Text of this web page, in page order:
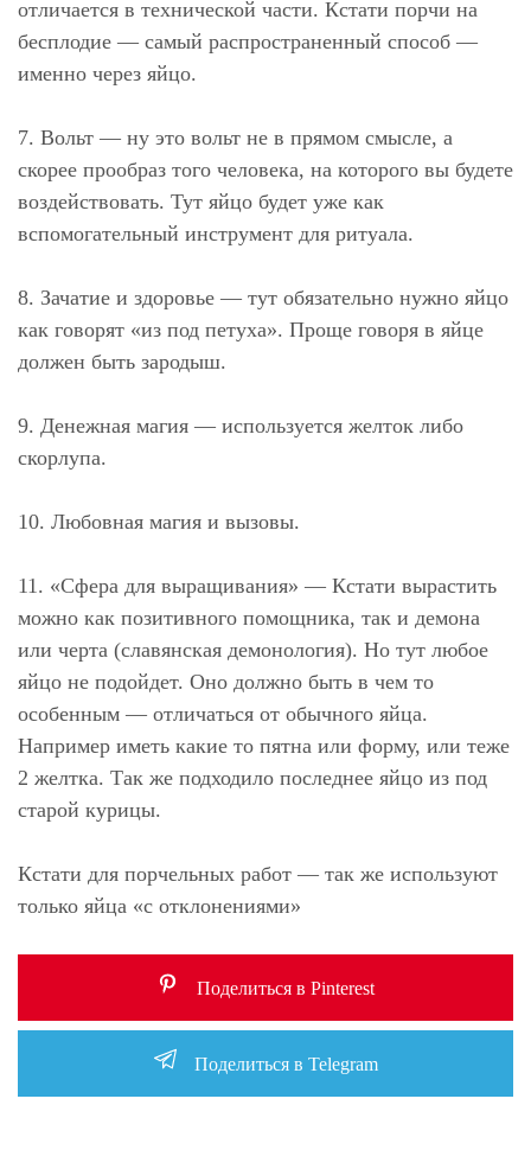
отличается в технической части. Кстати порчи на
бесплодие — самый распространенный способ —
именно через яйцо.
7. Вольт — ну это вольт не в прямом смысле, а
скорее прообраз того человека, на которого вы будете
воздействовать. Тут яйцо будет уже как
вспомогательный инструмент для ритуала.
8. Зачатие и здоровье — тут обязательно нужно яйцо
как говорят «из под петуха». Проще говоря в яйце
должен быть зародыш.
9. Денежная магия — используется желток либо
скорлупа.
10. Любовная магия и вызовы.
11. «Сфера для выращивания» — Кстати вырастить
можно как позитивного помощника, так и демона
или черта (славянская демонология). Но тут любое
яйцо не подойдет. Оно должно быть в чем то
особенным — отличаться от обычного яйца.
Например иметь какие то пятна или форму, или теже
2 желтка. Так же подходило последнее яйцо из под
старой курицы.
Кстати для порчельных работ — так же используют
только яйца «с отклонениями»
Поделиться в Pinterest
Поделиться в Telegram